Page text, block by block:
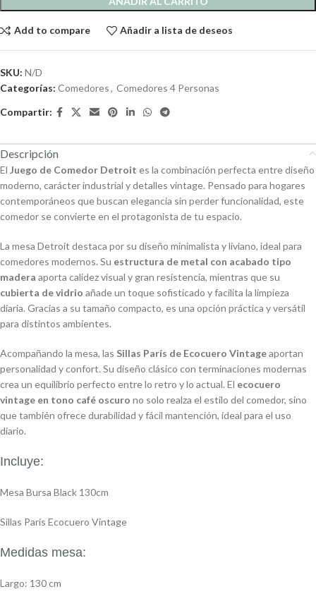
Add to compare Añadir a lista de deseos
SKU: N/D
Categorías: Comedores, Comedores 4 Personas
Compartir:
Descripción
El Juego de Comedor Detroit es la combinación perfecta entre diseño
moderno, carácter industrial y detalles vintage. Pensado para hogares
contemporáneos que buscan elegancia sin perder funcionalidad, este
comedor se convierte en el protagonista de tu espacio.
La mesa Detroit destaca por su diseño minimalista y liviano, ideal para
comedores modernos. Su estructura de metal con acabado tipo
madera aporta calidez visual y gran resistencia, mientras que su
cubierta de vidrio añade un toque sofisticado y facilita la limpieza
diaria. Gracias a su tamaño compacto, es una opción práctica y versátil
para distintos ambientes.
Acompañando la mesa, las Sillas París de Ecocuero Vintageaportan
personalidad y confort. Su diseño clásico con terminaciones modernas
crea un equilibrio perfecto entre lo retro y lo actual. El ecocuero
vintage en tono café oscuro no solo realza el estilo del comedor, sino
que también ofrece durabilidad y fácil mantención, ideal para el uso
diario.
Incluye:
Mesa Bursa Black 130cm
Sillas París Ecocuero Vintage
Medidas mesa:
Largo: 130 cm